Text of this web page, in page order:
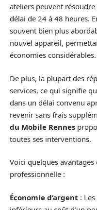
ateliers peuvent
délai de 24 à 48 heures.
souvent bien plus
nouvel appareil,
économies considérables.
De plus, la plupart des
services, ce qui signifie
dans un délai convenu
revenir sans frais
du Mobile Rennes
toutes ses interventions.
Voici quelques
professionnelle :
Économie d’argent :